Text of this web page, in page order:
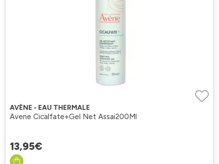
AVÈNE - EAU THERMALE
Avene Cicalfate+Gel Net Assai200Ml
13,95€